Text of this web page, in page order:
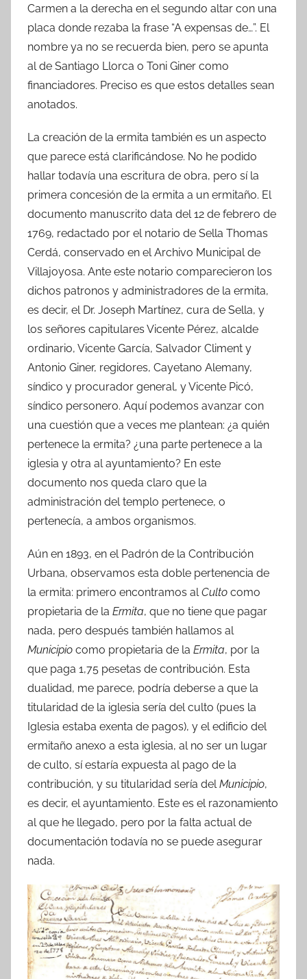
Carmen a la derecha en el segundo altar con una
placa donde rezaba la frase “A expensas de…”. El
nombre ya no se recuerda bien, pero se apunta
al de Santiago Llorca o Toni Giner como
financiadores. Preciso es que estos detalles sean
anotados.
La creación de la ermita también es un aspecto
que parece está clarificándose. No he podido
hallar todavía una escritura de obra, pero sí la
primera concesión de la ermita a un ermitaño. El
documento manuscrito data del 12 de febrero de
1769, redactado por el notario de Sella Thomas
Cerdá, conservado en el Archivo Municipal de
Villajoyosa. Ante este notario comparecieron los
dichos patronos y administradores de la ermita,
es decir, el Dr. Joseph Martínez, cura de Sella, y
los señores capitulares Vicente Pérez, alcalde
ordinario, Vicente García, Salvador Climent y
Antonio Giner, regidores, Cayetano Alemany,
síndico y procurador general, y Vicente Picó,
síndico personero. Aquí podemos avanzar con
una cuestión que a veces me plantean: ¿a quién
pertenece la ermita? ¿una parte pertenece a la
iglesia y otra al ayuntamiento? En este
documento nos queda claro que la
administración del templo pertenece, o
pertenecía, a ambos organismos.
Aún en 1893, en el Padrón de la Contribución
Urbana, observamos esta doble pertenencia de
la ermita: primero encontramos alCulto como
propietaria de la Ermita, que no tiene que pagar
nada, pero después también hallamos al
Municipio como propietaria de la Ermita, por la
que paga 1,75 pesetas de contribución. Esta
dualidad, me parece, podría deberse a que la
titularidad de la iglesia sería del culto (pues la
Iglesia estaba exenta de pagos), y el edificio del
ermitaño anexo a esta iglesia, al no ser un lugar
de culto, sí estaría expuesta al pago de la
contribución, y su titularidad sería delMunicipio,
es decir, el ayuntamiento. Este es el razonamiento
al que he llegado, pero por la falta actual de
documentación todavía no se puede asegurar
nada.